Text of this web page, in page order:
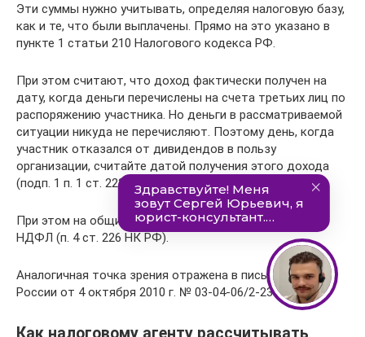
Эти суммы нужно учитывать, определяя налоговую базу,
как и те, что были выплачены. Прямо на это указано в
пункте 1 статьи 210 Налогового кодекса РФ.
При этом считают, что доход фактически получен на
дату, когда деньги перечислены на счета третьих лиц по
распоряжению участника. Но деньги в рассматриваемой
ситуации никуда не перечисляют. Поэтому день, когда
участник отказался от дивидендов в пользу
организации, считайте датой получения этого дохода
(подп. 1 п. 1 ст. 223 НК РФ).
При этом на общих основаниях с этих сумм удержите
НДФЛ (п. 4 ст. 226 НК РФ).
Аналогичная точка зрения отражена в письме Минфина
России от 4 октября 2010 г. № 03-04-06/2-233.
Как налоговому агенту рассчитывать